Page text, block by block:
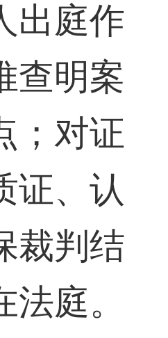
出庭作
查明案
；对证
证、认
裁判结
庭。